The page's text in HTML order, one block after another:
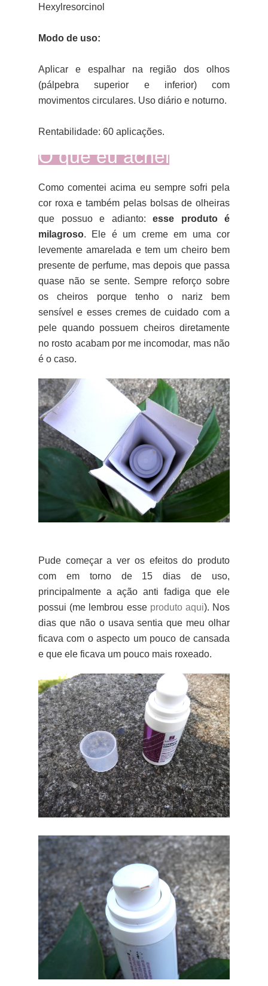
Hexylresorcinol
Modo de uso:
Aplicar e espalhar na região dos olhos
(pálpebra superior e inferior) com
movimentos circulares. Uso diário e noturno.
Rentabilidade: 60 aplicações.
O que eu achei
Como comentei acima eu sempre sofri pela
cor roxa e também pelas bolsas de olheiras
que possuo e adianto: esse produto é
milagroso. Ele é um creme em uma cor
levemente amarelada e tem um cheiro bem
presente de perfume, mas depois que passa
quase não se sente. Sempre reforço sobre
os cheiros porque tenho o nariz bem
sensível e esses cremes de cuidado com a
pele quando possuem cheiros diretamente
no rosto acabam por me incomodar, mas não
é o caso.
Pude começar a ver os efeitos do produto
com em torno de 15 dias de uso,
principalmente a ação anti fadiga que ele
possui (me lembrou esse produto aqui). Nos
dias que não o usava sentia que meu olhar
ficava com o aspecto um pouco de cansada
e que ele ficava um pouco mais roxeado.